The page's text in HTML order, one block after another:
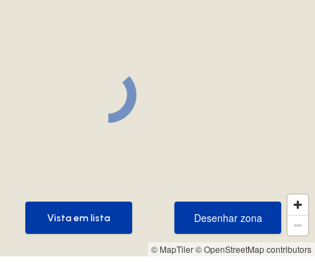
© MapTiler© OpenStreetMap contributors
Desenhar zona
Desenhar zona
Vista em lista
Vista em lista